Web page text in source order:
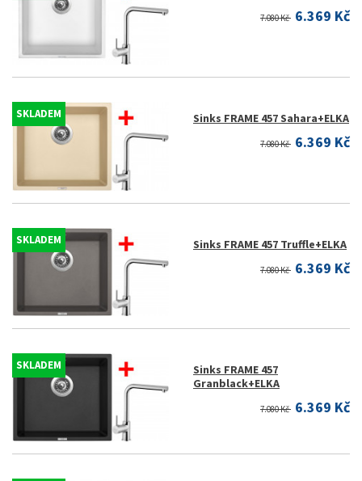
7.080 Kč 6.369 Kč
SKLADEM Sinks FRAME 457 Sahara+ELKA
7.080 Kč 6.369 Kč
SKLADEM Sinks FRAME 457 Truffle+ELKA
7.080 Kč 6.369 Kč
SKLADEM
Sinks FRAME 457
Granblack+ELKA
7.080 Kč 6.369 Kč